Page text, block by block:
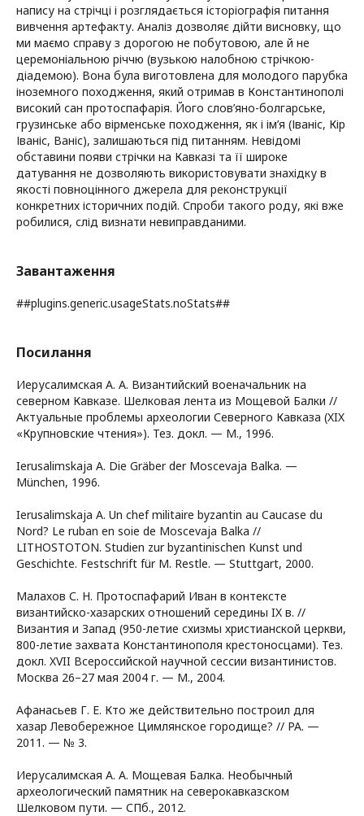
напису на стрічці і розглядається історіографія питання
вивчення артефакту. Аналіз дозволяє дійти висновку, що
ми маємо справу з дорогою не побутовою, але й не
церемоніальною річчю (вузькою налобною стрічкою-
діадемою). Вона була виготовлена для молодого парубка
іноземного походження, який отримав в Константинополі
високий сан протоспафарія. Його слов’яно-болгарське,
грузинське або вірменське походження, як і ім’я (Іваніс, Кір
Іваніс, Ваніс), залишаються під питанням. Невідомі
обставини появи стрічки на Кавказі та її широке
датування не дозволяють використовувати знахідку в
якості повноцінного джерела для реконструкції
конкретних історичних подій. Спроби такого роду, які вже
робилися, слід визнати невиправданими.
Завантаження
##plugins.generic.usageStats.noStats##
Посилання
Иерусалимская А. А. Византийский военачальник на
северном Кавказе. Шелковая лента из Мощевой Балки //
Актуальные проблемы археологии Северного Кавказа (XIX
«Крупновские чтения»). Тез. докл. — М., 1996.
Ierusalimskaja A. Die Gräber der Moscevaja Balka. —
München, 1996.
Ierusalimskaja A. Un chef militaire byzantin au Caucase du
Nord? Le ruban en soie de Moscevaja Balka //
LITHOSTOTON. Studien zur byzantinischen Kunst und
Geschichte. Festschrift für M. Restle. — Stuttgart, 2000.
Малахов С. Н. Протоспафарий Иван в контексте
византийско-хазарских отношений середины IX в. //
Византия и Запад (950-летие схизмы христианской церкви,
800-летие захвата Константинополя крестоносцами). Тез.
докл. XVII Всероссийской научной сессии византинистов.
Москва 26–27 мая 2004 г. — М., 2004.
Афанасьев Г. Е. Кто же действительно построил для
хазар Левобережное Цимлянское городище? // РА. —
2011. — № 3.
Иерусалимская А. А. Мощевая Балка. Необычный
археологический памятник на северокавказском
Шелковом пути. — СПб., 2012.